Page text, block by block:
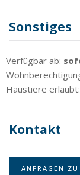
Sonstiges
Verfügbar ab:
Haustiere erlaubt:
Kontakt
ANFRAGEN